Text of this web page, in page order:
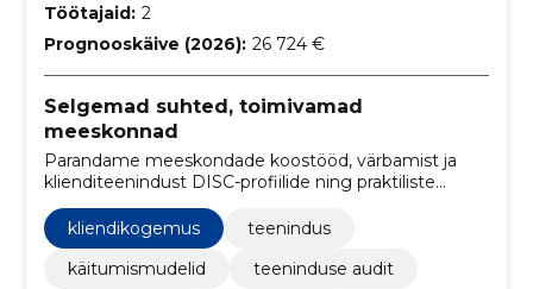
Töötajaid: 2
Prognooskäive (2026): 26 724 €
Selgemad suhted, toimivamad
meeskonnad
Parandame meeskondade koostööd, värbamist ja
klienditeenindust DISC-profiilide ning praktiliste
kliendikogemus
teenindus
käitumismudelid
teeninduse audit